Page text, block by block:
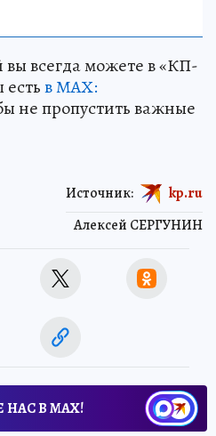
вы всегда можете в «КП-
в МАХ:
не пропустить важные
Алексей СЕРГУНИН
Источник: kp.ru
НАС В МАХ!